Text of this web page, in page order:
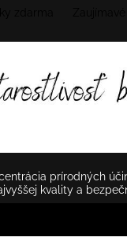
prírodných
kvality a